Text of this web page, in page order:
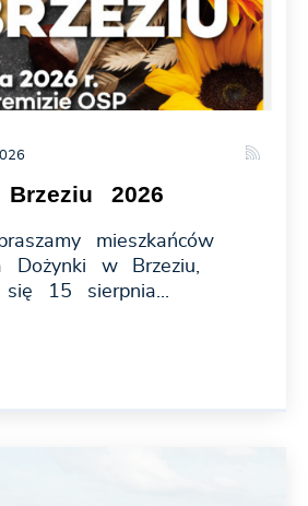
2026
mieszkańców
Dożynki w Brzeziu,
15 sierpnia...